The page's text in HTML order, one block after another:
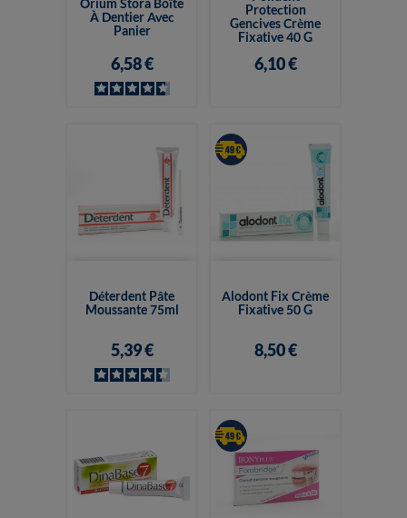
À Dentier Avec
Panier
6,58 €
Protection
Gencives Crème
Fixative 40 G
6,10 €
Déterdent Pâte
Moussante 75ml
5,39 €
Alodont Fix Crème
Fixative 50 G
8,50 €